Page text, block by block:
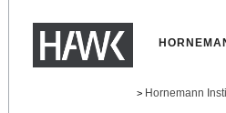
> Hornemann